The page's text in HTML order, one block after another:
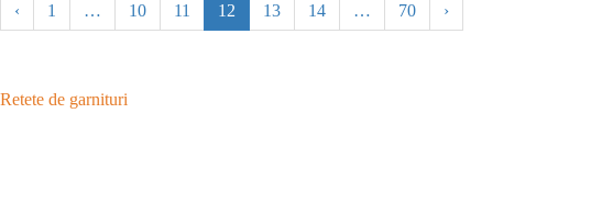
‹ 1 … 10 11 12 13 14 … 70 ›
Retete de garnituri